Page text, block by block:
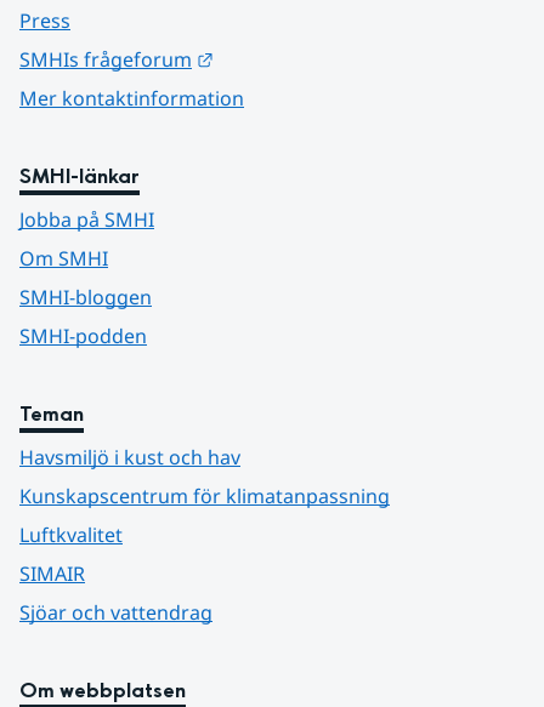
Press
SMHIs frågeforum
Mer kontaktinformation
SMHI-länkar
Jobba på SMHI
Om SMHI
SMHI-bloggen
SMHI-podden
Teman
Havsmiljö i kust och hav
Kunskapscentrum för klimatanpassning
Luftkvalitet
SIMAIR
Sjöar och vattendrag
Om webbplatsen